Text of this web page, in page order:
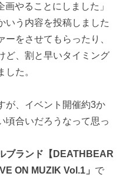
やることにしました」
いう内容を投稿しました
をさせてもらったり、
ど、割と早いタイミング
た。
が、イベント開催約3か
頃合いだろうなって思っ
ブランド【DEATHBEAR
ON MUZIK Vol.1」 で